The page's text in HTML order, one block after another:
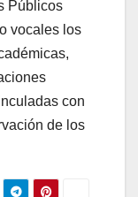
Públicos
vocales los
con
de los